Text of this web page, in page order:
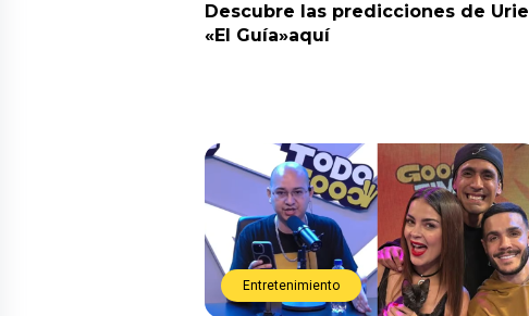
Descubre las predicciones de Uriel
«El Guía»aquí
Entretenimiento